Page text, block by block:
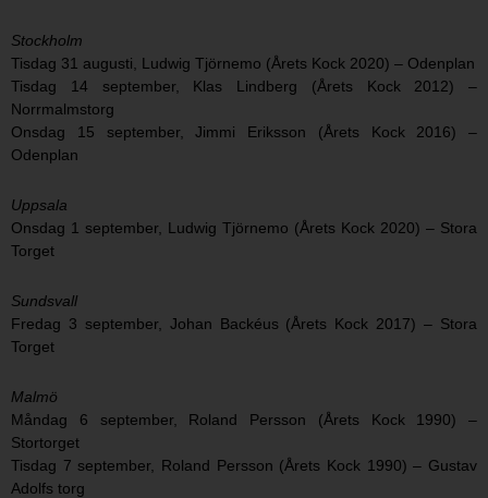
Stockholm
Tisdag 31 augusti, Ludwig Tjörnemo (Årets Kock 2020) – Odenplan
Tisdag 14 september, Klas Lindberg (Årets Kock 2012) –
Norrmalmstorg
Onsdag 15 september, Jimmi Eriksson (Årets Kock 2016) –
Odenplan
Uppsala
Onsdag 1 september, Ludwig Tjörnemo (Årets Kock 2020) – Stora
Torget
Sundsvall
Fredag 3 september, Johan Backéus (Årets Kock 2017) – Stora
Torget
Malmö
Måndag 6 september, Roland Persson (Årets Kock 1990) –
Stortorget
Tisdag 7 september, Roland Persson (Årets Kock 1990) – Gustav
Adolfs torg